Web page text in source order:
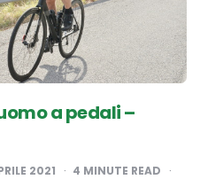
a pedali –
2021 4 MINUTE READ